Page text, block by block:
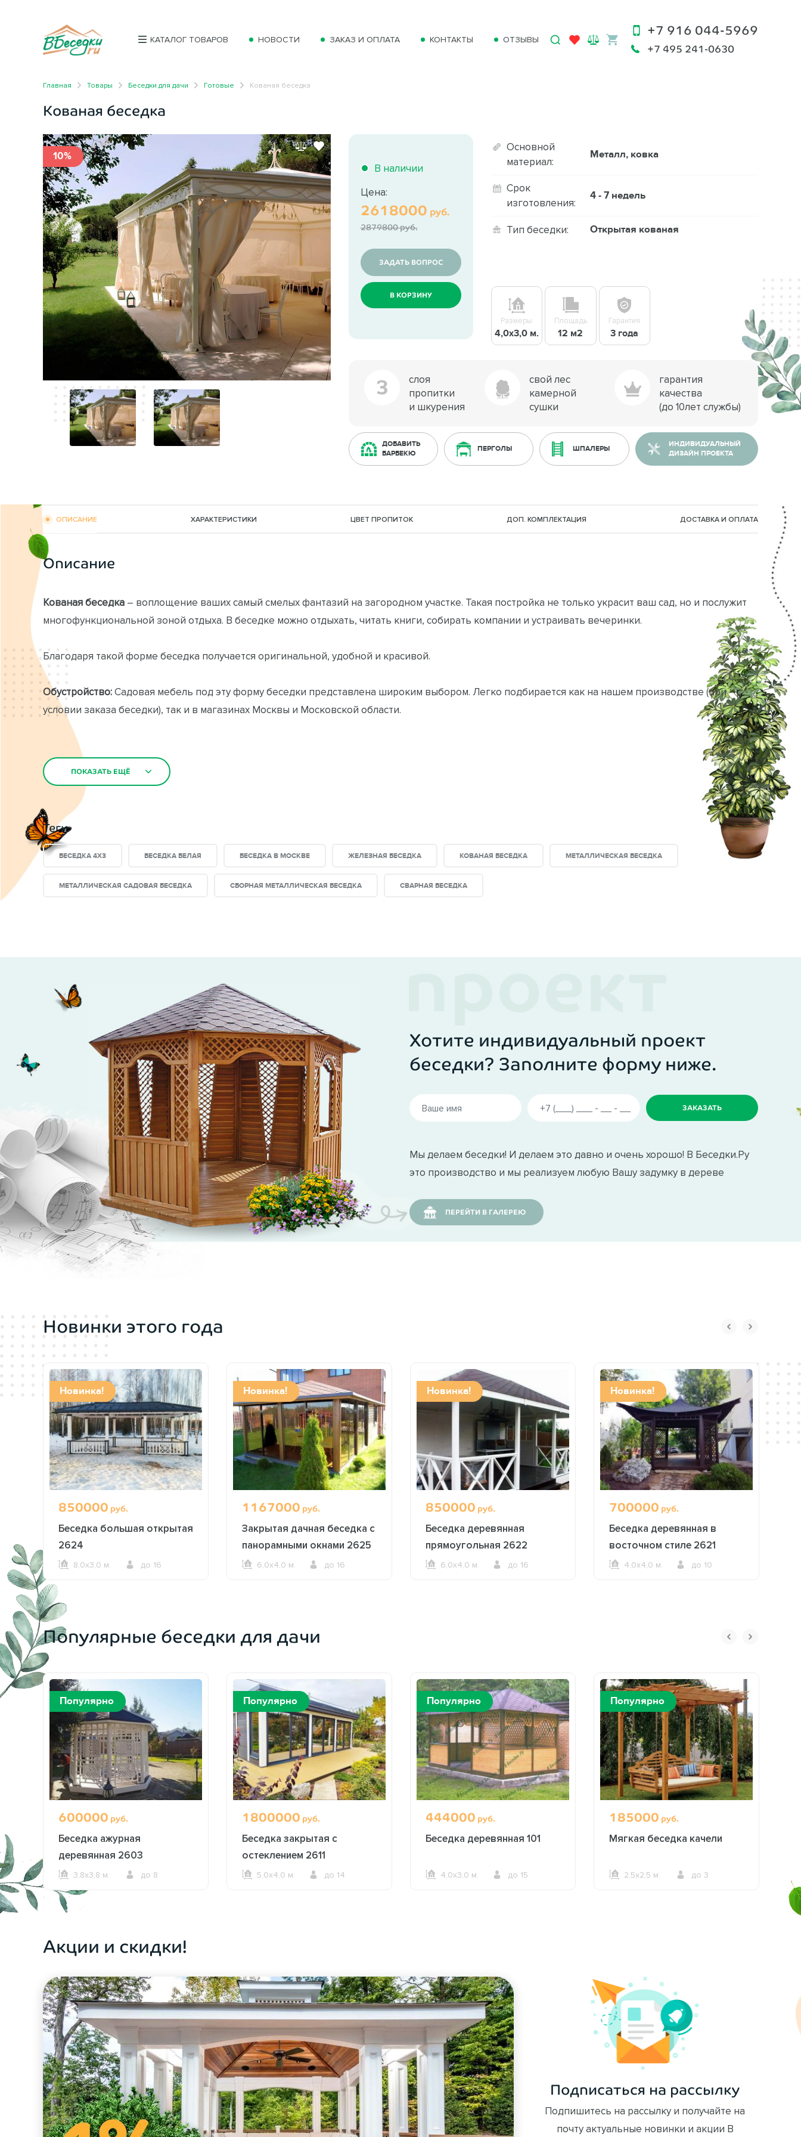
КАТАЛОГ ТОВАРОВ НОВОСТИ ЗАКАЗ И ОПЛАТА КОНТАКТЫ ОТЗЫВЫ
+7 916 044-5969
+7 495 241-0630
Главная Товары Беседки для дачи Готовые Кованая беседка
Кованая беседка
10%
В наличии
Цена:
2618000 руб.
2879800 руб.
ЗАДАТЬ ВОПРОС
В КОРЗИНУ
Основной
материал:
Металл, ковка
Срок
изготовления:
4 - 7 недель
Тип беседки: Открытая кованая
Размеры
4,0х3,0 м.
Площадь
12 м2
Гарантия
3 года
3
слоя
пропитки
и шкурения
свой лес
камерной
сушки
гарантия
качества
(до 10лет службы)
ДОБАВИТЬ
БАРБЕКЮ
ПЕРГОЛЫ ШПАЛЕРЫ
ИНДИВИДУАЛЬНЫЙ
ДИЗАЙН ПРОЕКТА
ОПИСАНИЕ ХАРАКТЕРИСТИКИ ЦВЕТ ПРОПИТОК ДОП. КОМПЛЕКТАЦИЯ ДОСТАВКА И ОПЛАТА
Описание
Кованая беседка – воплощение ваших самый смелых фантазий на загородном участке. Такая постройка не только украсит ваш сад, но и послужит
многофункциональной зоной отдыха. В беседке можно отдыхать, читать книги, собирать компании и устраивать вечеринки.
Благодаря такой форме беседка получается оригинальной, удобной и красивой.
Обустройство: Садовая мебель под эту форму беседки представлена широким выбором. Легко подбирается как на нашем производстве (при
условии заказа беседки), так и в магазинах Москвы и Московской области.
Благодаря удобному входу любой предмет интерьера, мебель и даже самый высокий гость попадает в беседку без препятствий.
Ваши друзья и родные будут всегда довольны приобретением именно такой беседки.
Составные элементы:
При изготовлении беседки, все элементы точно и четко подгоняются друг к другу. Они изготавливаются из качественного
металла, что исключает скрипы и рассыхания узлов и стыков в беседке.
ПОКАЗАТЬ ЕЩЁ
Теги
БЕСЕДКА 4X3 БЕСЕДКА БЕЛАЯ БЕСЕДКА В МОСКВЕ ЖЕЛЕЗНАЯ БЕСЕДКА КОВАНАЯ БЕСЕДКА МЕТАЛЛИЧЕСКАЯ БЕСЕДКА
МЕТАЛЛИЧЕСКАЯ САДОВАЯ БЕСЕДКА СБОРНАЯ МЕТАЛЛИЧЕСКАЯ БЕСЕДКА СВАРНАЯ БЕСЕДКА
Хотите индивидуальный проект
беседки? Заполните форму ниже.
Мы делаем беседки! И делаем это давно и очень хорошо! В Беседки.Ру
это производство и мы реализуем любую Вашу задумку в дереве
ПЕРЕЙТИ В ГАЛЕРЕЮ
Новинки этого года
Новинка!
850000 руб.
Беседка большая открытая
2624
8,0х3,0 м. до 16
Новинка!
1167000 руб.
Закрытая дачная беседка с
панорамными окнами 2625
6,0х4,0 м. до 16
Новинка!
850000 руб.
Беседка деревянная
прямоугольная 2622
6,0х4,0 м. до 16
Новинка!
700000 руб.
Беседка деревянная в
восточном стиле 2621
4,0х4,0 м. до 10
Популярные беседки для дачи
Популярно
600000 руб.
Беседка ажурная
деревянная 2603
3,8х3,8 м. до 8
Популярно
1800000 руб.
Беседка закрытая с
остеклением 2611
5,0х4,0 м. до 14
Популярно
444000 руб.
Беседка деревянная 101
4,0х3,0 м. до 15
Популярно
185000 руб.
Мягкая беседка качели
2,5х2,5 м. до 3
Акции и скидки!
Подписаться на рассылку
Подпишитесь на рассылку и получайте на
почту актуальные новинки и акции В